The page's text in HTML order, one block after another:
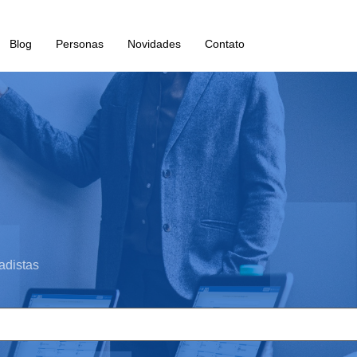
Blog Personas Novidades Contato